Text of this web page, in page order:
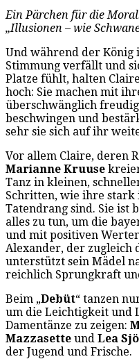
Ein Pärchen für die
„Illusionen – wie
Und während der König
Stimmung verfällt und
Platze fühlt, halten
hoch: Sie machen mit
überschwänglich
beschwingen und
sehr sie sich auf ihr
Vor allem Claire, deren
Marianne Kruuse
Tanz in kleinen,
Schritten, wie ihre
Tatendrang sind. Sie ist
alles zu tun, um die
und mit positiven
Alexander, der zugleich
unterstützt sein Mädel
reichlich Sprungkraft
Beim „Debüt“ tanzen
um die Leichtigkeit und
Damentänze zu zeigen:
Mazzasette und Lea
der Jugend und Frische.